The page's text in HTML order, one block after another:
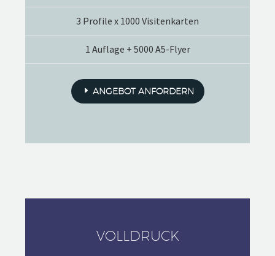
3 Profile x 1000 Visitenkarten
1 Auflage + 5000 A5-Flyer
ANGEBOT ANFORDERN
VOLLDRUCK